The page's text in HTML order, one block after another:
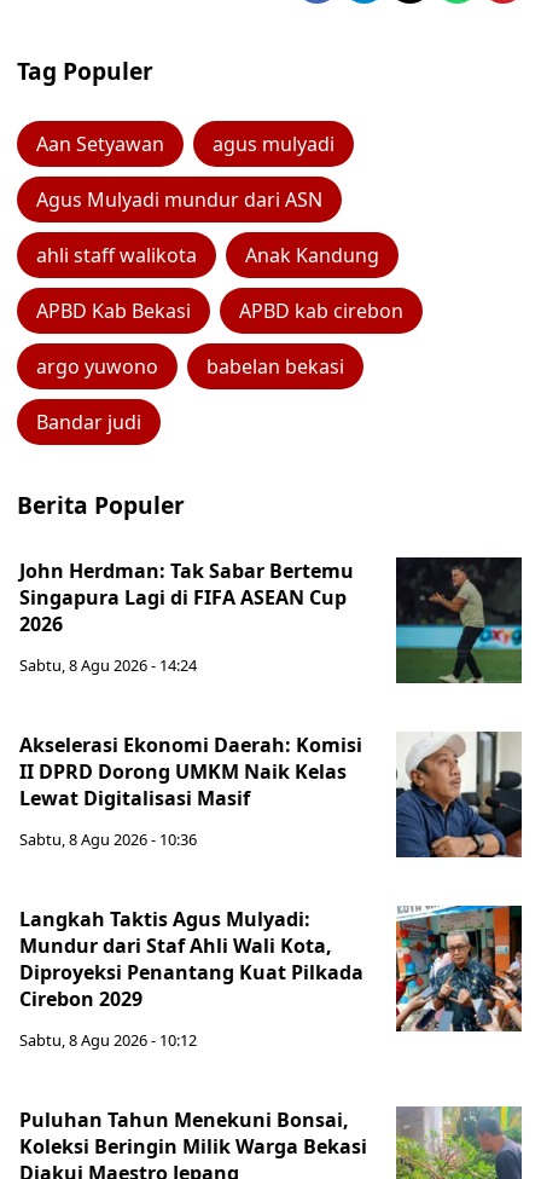
Tag Populer
Aan Setyawan agus mulyadi
Agus Mulyadi mundur dari ASN
ahli staff walikota Anak Kandung
APBD Kab Bekasi APBD kab cirebon
argo yuwono babelan bekasi
Bandar judi
Berita Populer
John Herdman: Tak Sabar Bertemu
Singapura Lagi di FIFA ASEAN Cup
2026
Sabtu, 8 Agu 2026 - 14:24
Akselerasi Ekonomi Daerah: Komisi
II DPRD Dorong UMKM Naik Kelas
Lewat Digitalisasi Masif
Sabtu, 8 Agu 2026 - 10:36
Langkah Taktis Agus Mulyadi:
Mundur dari Staf Ahli Wali Kota,
Diproyeksi Penantang Kuat Pilkada
Cirebon 2029
Sabtu, 8 Agu 2026 - 10:12
Puluhan Tahun Menekuni Bonsai,
Koleksi Beringin Milik Warga Bekasi
Diakui Maestro Jepang